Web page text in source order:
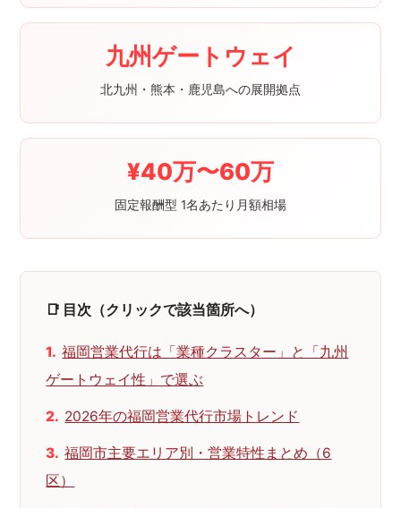
九州ゲートウェイ
北九州・熊本・鹿児島への展開拠点
¥40万〜60万
固定報酬型 1名あたり月額相場
📑 目次（クリックで該当箇所へ）
福岡営業代行は「業種クラスター」と「九州
ゲートウェイ性」で選ぶ
2026年の福岡営業代行市場トレンド
福岡市主要エリア別・営業特性まとめ（6
区）